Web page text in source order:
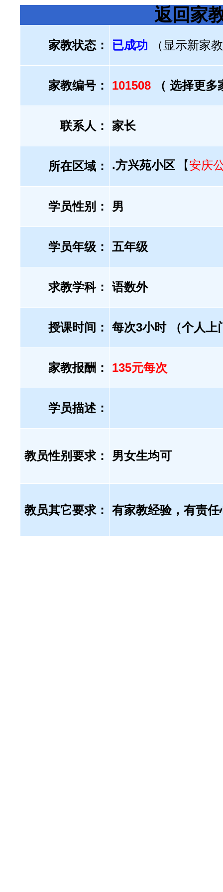
返回家
家教状态： 已成功 （显示新家
家教编号： 101508 （ 选择更
联系人： 家长
所在区域： .方兴苑小区 【安庆
学员性别： 男
学员年级： 五年级
求教学科： 语数外
授课时间： 每次3小时 （个人上
家教报酬： 135元每次
学员描述：
教员性别要求： 男女生均可
教员其它要求： 有家教经验，有责任